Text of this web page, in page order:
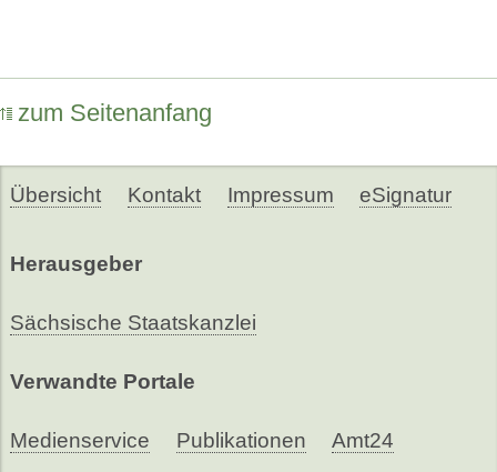
zum Seitenanfang
Übersicht Kontakt Impressum eSignatur
Herausgeber
Sächsische Staatskanzlei
Verwandte Portale
Medienservice Publikationen Amt24